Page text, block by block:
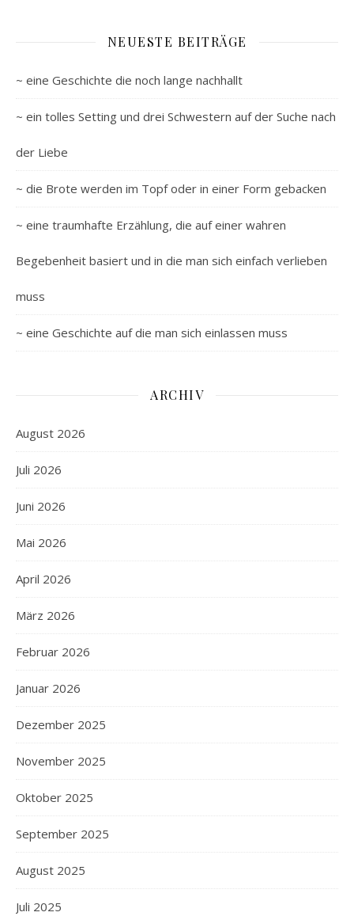
NEUESTE BEITRÄGE
~ eine Geschichte die noch lange nachhallt
~ ein tolles Setting und drei Schwestern auf der Suche nach
der Liebe
~ die Brote werden im Topf oder in einer Form gebacken
~ eine traumhafte Erzählung, die auf einer wahren
Begebenheit basiert und in die man sich einfach verlieben
muss
~ eine Geschichte auf die man sich einlassen muss
ARCHIV
August 2026
Juli 2026
Juni 2026
Mai 2026
April 2026
März 2026
Februar 2026
Januar 2026
Dezember 2025
November 2025
Oktober 2025
September 2025
August 2025
Juli 2025